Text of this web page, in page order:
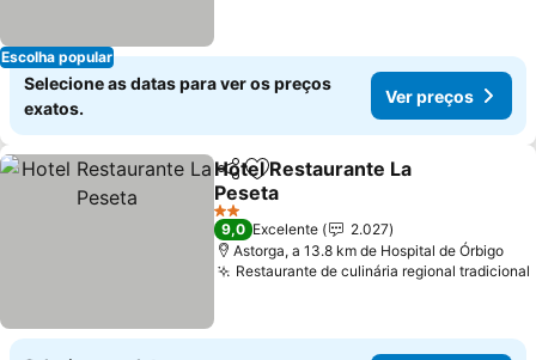
Escolha popular
Selecione as datas para ver os preços
exatos.
Ver preços
PartilharAdicionar aos favoritos
Hotel Restaurante La
Peseta
Ver preços
2 Estrelas
9,0 Excelente
2.027
Astorga, a 13.8 km de Hospital de Órbigo
Restaurante de culinária regional tradicional